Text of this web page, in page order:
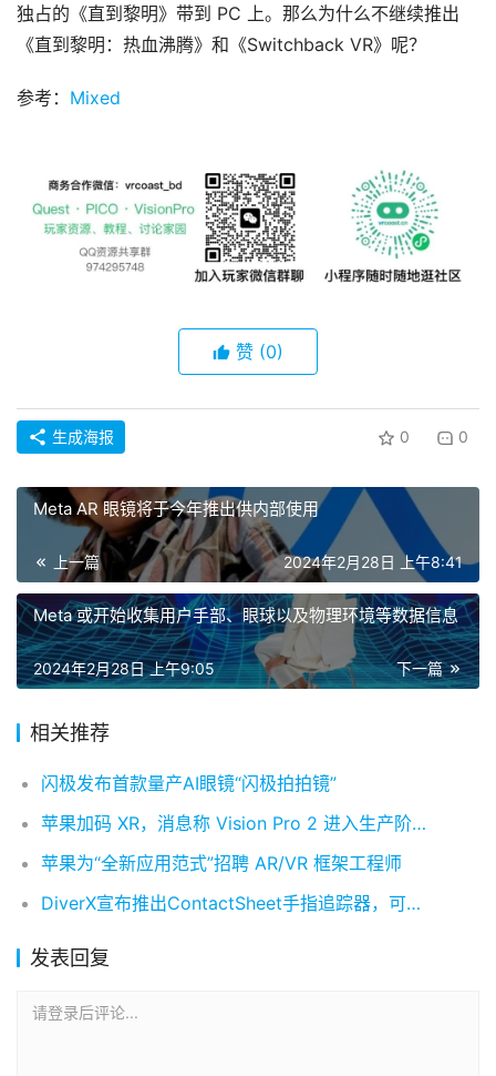
独占的《直到黎明》带到 PC 上。那么为什么不继续推出
《直到黎明：热血沸腾》和《Switchback VR》呢？
参考： Mixed
赞 (0)
生成海报 0 0
Meta AR 眼镜将于今年推出供内部使用
上一篇 2024年2月28日 上午8:41
Meta 或开始收集用户手部、眼球以及物理环境等数据信息
下一篇
2024年2月28日 上午9:05
相关推荐
闪极发布首款量产AI眼镜“闪极拍拍镜”
苹果加码 XR，消息称 Vision Pro 2 进入生产阶段有望年内上市
苹果为“全新应用范式”招聘 AR/VR 框架工程师
DiverX宣布推出ContactSheet手指追踪器，可以用在VRchat上
发表回复
请登录后评论...